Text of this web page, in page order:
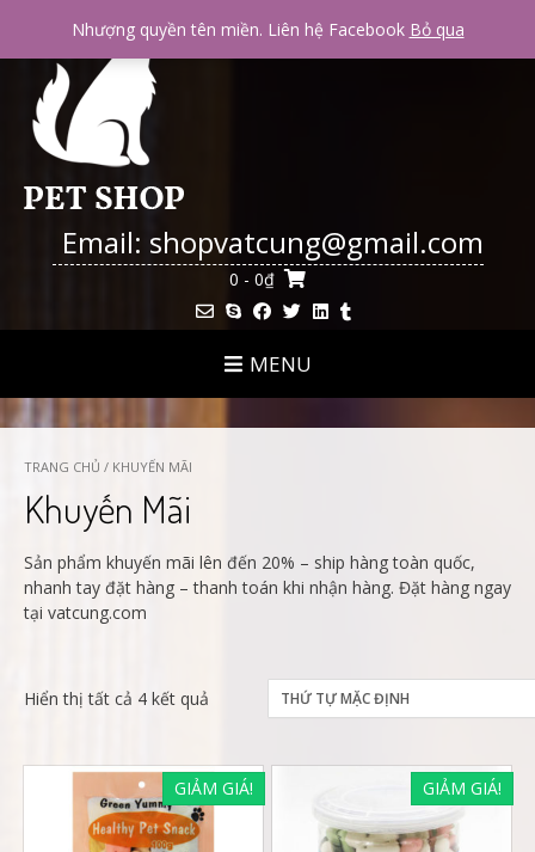
content
Email: shopvatcung@gmail.com
0 - 0₫
MENU
TRANG CHỦ / KHUYẾN MÃI
Khuyến Mãi
Sản phẩm khuyến mãi lên đến 20% – ship hàng toàn quốc,
nhanh tay đặt hàng – thanh toán khi nhận hàng. Đặt hàng ngay
tại vatcung.com
Hiển thị tất cả 4 kết quả
GIẢM GIÁ! GIẢM GIÁ!
Nhượng quyền tên miền. Liên hệ Facebook Bỏ qua